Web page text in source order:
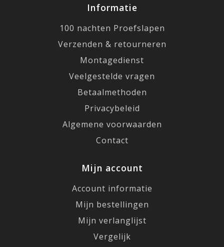
Informatie
100 nachten Proefslapen
Verzenden & retourneren
Montagedienst
Veelgestelde vragen
Betaalmethoden
Privacybeleid
Algemene voorwaarden
Contact
Mijn account
Account informatie
Mijn bestellingen
Mijn verlanglijst
Vergelijk